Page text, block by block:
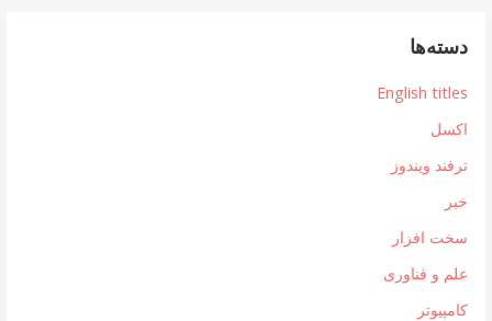
دسته‌ها
English titles
اکسل
ترفند ویندوز
خبر
سخت افزار
علم و فناوری
کامپیوتر